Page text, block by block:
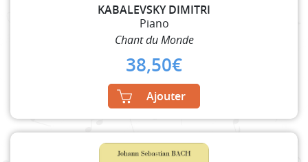
KABALEVSKY DIMITRI
Piano
Chant du Monde
38,50€
Ajouter